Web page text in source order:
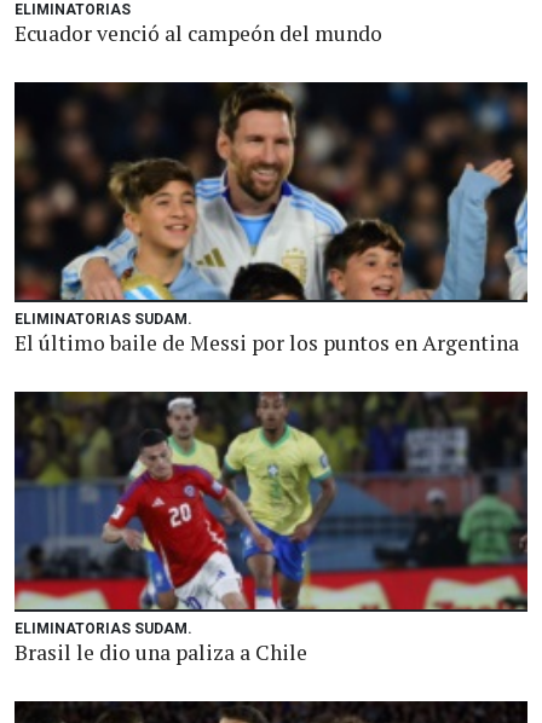
ELIMINATORIAS
Ecuador venció al campeón del mundo
ELIMINATORIAS SUDAM.
El último baile de Messi por los puntos en Argentina
ELIMINATORIAS SUDAM.
Brasil le dio una paliza a Chile